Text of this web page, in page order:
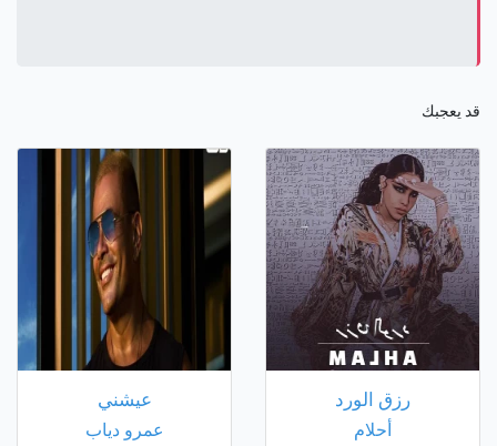
قد يعجبك
رزق الورد
أحلام
عيشني
عمرو دياب